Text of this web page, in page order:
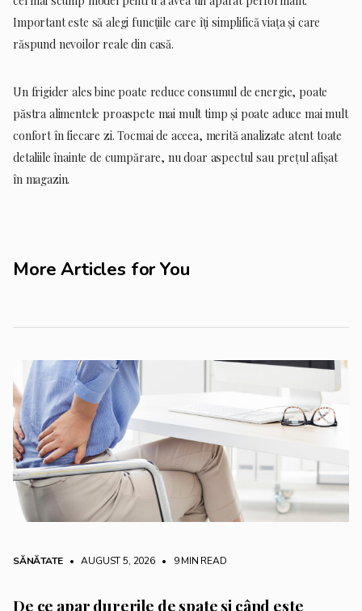
Important este să alegi funcțiile care îți simplifică viața și care
răspund nevoilor reale din casă.
Un frigider ales bine poate reduce consumul de energie, poate
păstra alimentele proaspete mai mult timp și poate aduce mai mult
confort în fiecare zi. Tocmai de aceea, merită analizate atent toate
detaliile înainte de cumpărare, nu doar aspectul sau prețul afișat
în magazin.
More Articles for You
SĂNĂTATE • AUGUST 5, 2026 • 9 MIN READ
De ce apar durerile de spate și când este